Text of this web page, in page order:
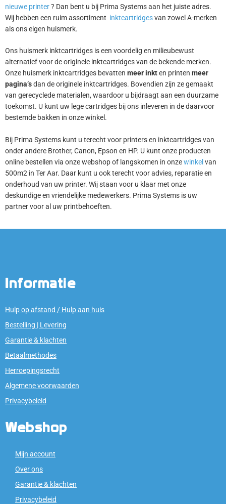
nieuwe printer? Dan bent u bij Prima Systems aan het juiste adres.
Wij hebben een ruim assortiment inktcartridgesvan zowel A-merken
als ons eigen huismerk.
Ons huismerk inktcartridges is een voordelig en milieubewust
alternatief voor de originele inktcartridges van de bekende merken.
Onze huismerk inktcartridges bevatten meer inkten printen meer
pagina’sdan de originele inktcartridges. Bovendien zijn ze gemaakt
van gerecyclede materialen, waardoor u bijdraagt aan een duurzame
toekomst. U kunt uw lege cartridges bij ons inleveren in de daarvoor
bestemde bakken in onze winkel.
Bij Prima Systems kunt u terecht voor printers en inktcartridges van
onder andere Brother, Canon, Epson en HP. U kunt onze producten
online bestellen via onze webshop of langskomen in onzewinkel van
500m2 in Ter Aar. Daar kunt u ook terecht voor advies, reparatie en
onderhoud van uw printer. Wij staan voor u klaar met onze
deskundige en vriendelijke medewerkers. Prima Systems is uw
partner voor al uw printbehoeften.
Informatie
Hulp op afstand / Hulp aan huis
Bestelling | Levering
Garantie & klachten
Betaalmethodes
Herroepingsrecht
Algemene voorwaarden
Privacybeleid
Webshop
Mijn account
Over ons
Garantie & klachten
Privacybeleid